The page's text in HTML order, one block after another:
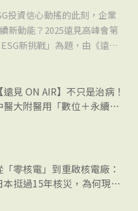
投資信心動搖的此刻，企業
新動能？2025遠見高峰會第
新挑戰」為題，由《遠見
牌長暨台達電子文教基金會
校長莊慧玲，共同剖析面對
【遠見 ON AIR】不只是治病！
醫大附醫用「數位＋永續」
「零核電」到重啟核電廠：
本挺過15年核災，為何現在